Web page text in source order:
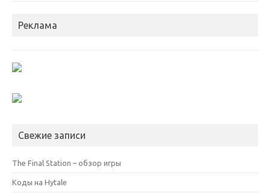
Реклама
Свежие записи
The Final Station – обзор игры
Коды на Hytale